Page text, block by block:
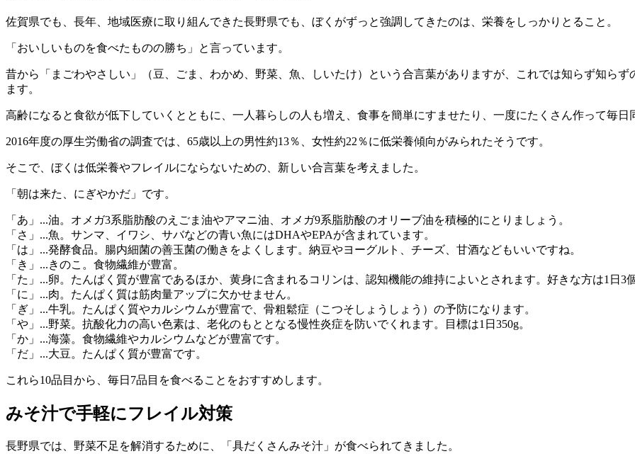
佐賀県でも、長年、地域医療に取り組んできた長野県でも、ぼくがずっと強調してきたのは、栄養をしっかりとること。
「おいしいものを食べたものの勝ち」と言っています。
昔から「まごわやさしい」（豆、ごま、わかめ、野菜、魚、しいたけ）という合言葉がありますが、これでは知らず知ら
ます。
高齢になると食欲が低下していくとともに、一人暮らしの人も増え、食事を簡単にすませたり、一度にたくさん作って毎日
2016年度の厚生労働省の調査では、65歳以上の男性約13％、女性約22％に低栄養傾向がみられたそうです。
そこで、ぼくは低栄養やフレイルにならないための、新しい合言葉を考えました。
「朝は来た、にぎやかだ」です。
「あ」...油。オメガ3系脂肪酸のえごま油やアマニ油、オメガ9系脂肪酸のオリーブ油を積極的にとりましょう。
「さ」...魚。サンマ、イワシ、サバなどの青い魚にはDHAやEPAが含まれています。
「は」...発酵食品。腸内細菌の善玉菌の働きをよくします。納豆やヨーグルト、チーズ、甘酒などもいいですね。
「き」...きのこ。食物繊維が豊富。
「た」...卵。たんぱく質が豊富であるほか、黄身に含まれるコリンは、認知機能の維持によいとされます。好きな方は1日3
「に」...肉。たんぱく質は筋肉量アップに欠かせません。
「ぎ」...牛乳。たんぱく質やカルシウムが豊富で、骨粗鬆症（こつそしょうしょう）の予防になります。
「や」...野菜。抗酸化力の高い色素は、老化のもととなる慢性炎症を防いでくれます。目標は1日350g。
「か」...海藻。食物繊維やカルシウムなどが豊富です。
「だ」...大豆。たんぱく質が豊富です。
これら10品目から、毎日7品目を食べることをおすすめします。
みそ汁で手軽にフレイル対策
長野県では、野菜不足を解消するために、「具だくさんみそ汁」が食べられてきました。